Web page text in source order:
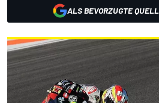
ALS BEVORZUGTE